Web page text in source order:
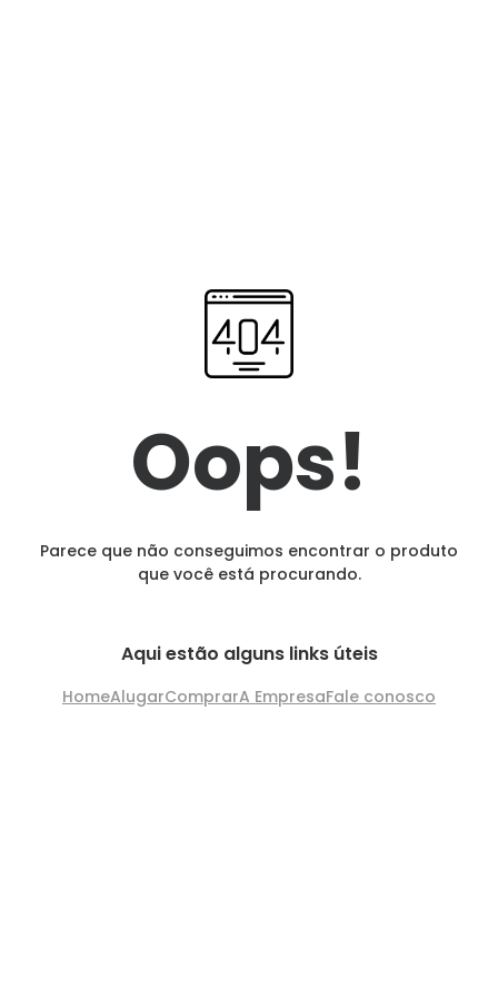
Oops!
Parece que não conseguimos encontrar o produto
que você está procurando.
Aqui estão alguns links úteis
HomeAlugarComprarA EmpresaFale conosco